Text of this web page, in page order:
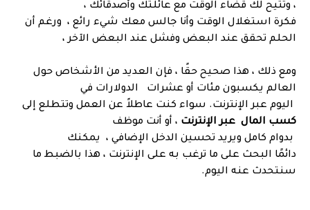
، وتتيح لك قضاء الوقت مع عائلتك وأصدقائك ،
فكرة استغلال الوقت وأنا جالس معك شيء رائع ، ورغم أن
الحلم تحقق عند البعض وفشل عند البعض الآخر ،
ومع ذلك ، هذا صحيح حقًا ، فإن العديد من الأشخاص حول
العالم يكسبون مئات أو عشرات
الدولارات في
اليوم عبر الإنترنت. سواء كنت عاطلاً عن العمل وتتطلع إلى
كسب المال عبر الإنترنت ، أو أنت موظف
بدوام كامل ويريد تحسين الدخل الإضافي ، يمكنك
دائمًا البحث على ما ترغب به على الإنترنت ، هذا بالضبط ما
سنتحدث عنه اليوم.